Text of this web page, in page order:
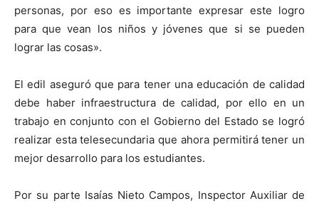
personas, por eso es importante expresar este logro
para que vean los niños y jóvenes que si se pueden
lograr las cosas».
El edil aseguró que para tener una educación de calidad
debe haber infraestructura de calidad, por ello en un
trabajo en conjunto con el Gobierno del Estado se logró
realizar esta telesecundaria que ahora permitirá tener un
mejor desarrollo para los estudiantes.
Por su parte Isaías Nieto Campos, Inspector Auxiliar de